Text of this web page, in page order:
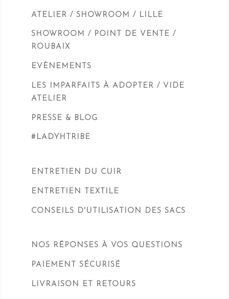
ATELIER / SHOWROOM / LILLE
SHOWROOM / POINT DE VENTE /
ROUBAIX
EVÈNEMENTS
LES IMPARFAITS À ADOPTER / VIDE
ATELIER
PRESSE & BLOG
#LADYHTRIBE
ENTRETIEN DU CUIR
ENTRETIEN TEXTILE
CONSEILS D'UTILISATION DES SACS
NOS RÉPONSES À VOS QUESTIONS
PAIEMENT SÉCURISÉ
LIVRAISON ET RETOURS